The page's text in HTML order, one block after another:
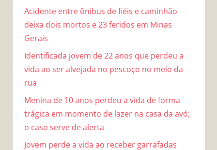
Acidente entre ônibus de fiéis e caminhão
deixa dois mortos e 23 feridos em Minas
Gerais
Identificada jovem de 22 anos que perdeu a
vida ao ser alvejada no pescoço no meio da
rua
Menina de 10 anos perdeu a vida de forma
trágica em momento de lazer na casa da avó;
o caso serve de alerta
Jovem perde a vida ao receber garrafadas